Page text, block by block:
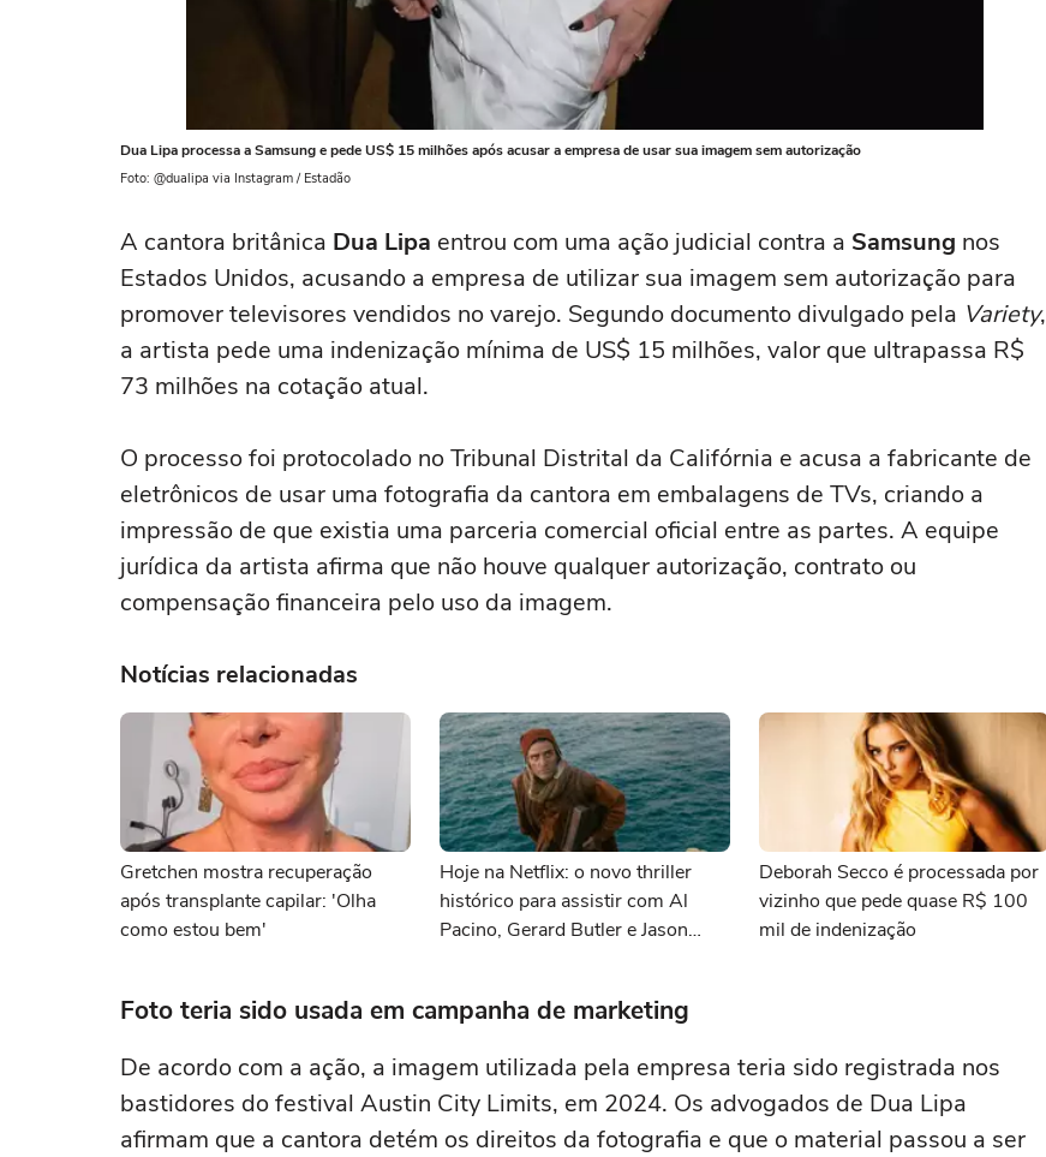
Dua Lipa processa a Samsung e pede US$ 15 milhões após acusar a empresa de usar sua imagem sem autorização
Foto: @dualipa via Instagram / Estadão
A cantora britânica Dua Lipa entrou com uma ação judicial contra a Samsung nos
Estados Unidos, acusando a empresa de utilizar sua imagem sem autorização para
promover televisores vendidos no varejo. Segundo documento divulgado pela Variety,
a artista pede uma indenização mínima de US$ 15 milhões, valor que ultrapassa R$
73 milhões na cotação atual.
O processo foi protocolado no Tribunal Distrital da Califórnia e acusa a fabricante de
eletrônicos de usar uma fotografia da cantora em embalagens de TVs, criando a
impressão de que existia uma parceria comercial oficial entre as partes. A equipe
jurídica da artista afirma que não houve qualquer autorização, contrato ou
compensação financeira pelo uso da imagem.
Notícias relacionadas
Gretchen mostra recuperação
após transplante capilar: 'Olha
como estou bem'
Hoje na Netflix: o novo thriller
histórico para assistir com Al
Pacino, Gerard Butler e Jason
Deborah Secco é processada por
vizinho que pede quase R$ 100
mil de indenização
Foto teria sido usada em campanha de marketing
De acordo com a ação, a imagem utilizada pela empresa teria sido registrada nos
bastidores do festival Austin City Limits, em 2024. Os advogados de Dua Lipa
afirmam que a cantora detém os direitos da fotografia e que o material passou a ser